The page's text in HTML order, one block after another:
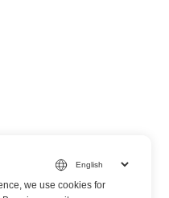
we use cookies for